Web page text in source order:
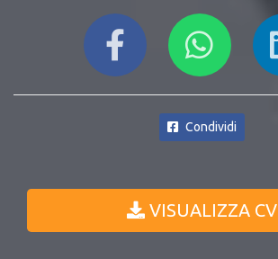
Condividi
VISUALIZZA CV